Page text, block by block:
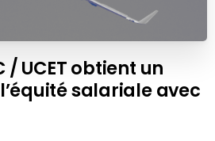
/ UCET obtient un
salariale avec